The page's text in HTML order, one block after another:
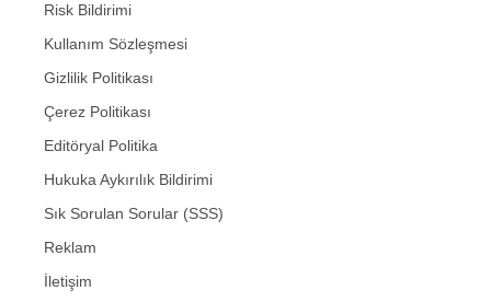
Risk Bildirimi
Kullanım Sözleşmesi
Gizlilik Politikası
Çerez Politikası
Editöryal Politika
Hukuka Aykırılık Bildirimi
Sık Sorulan Sorular (SSS)
Reklam
İletişim